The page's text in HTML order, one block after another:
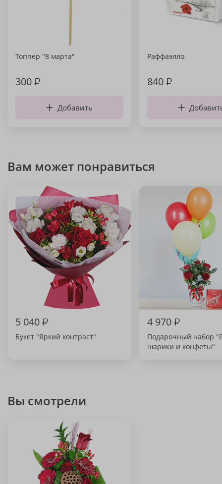
Топпер "8 марта"
300₽
Добавить
Раффаэлло
840₽
Вам может понравиться
5 040₽
Букет "Яркий контраст"
4 970₽
Подарочный набор
шарики и конфеты"
Вы смотрели